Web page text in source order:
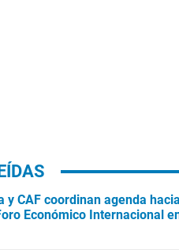
y CAF coordinan agenda
Económico Internacional